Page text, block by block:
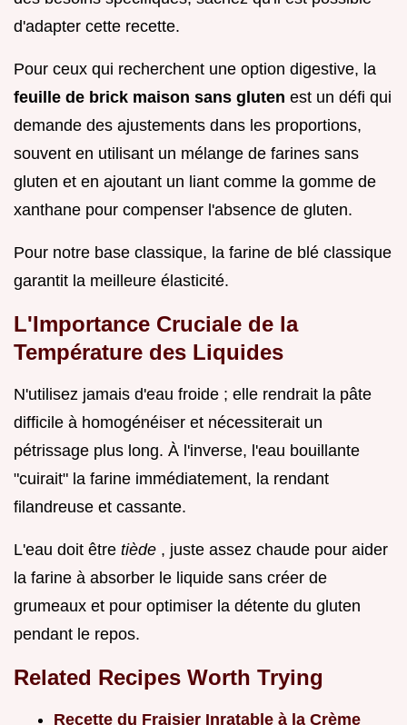
d'adapter cette recette.
Pour ceux qui recherchent une option digestive, la
feuille de brick maison sans gluten est un défi qui
demande des ajustements dans les proportions,
souvent en utilisant un mélange de farines sans
gluten et en ajoutant un liant comme la gomme de
xanthane pour compenser l'absence de gluten.
Pour notre base classique, la farine de blé classique
garantit la meilleure élasticité.
L'Importance Cruciale de la
Température des Liquides
N'utilisez jamais d'eau froide ; elle rendrait la pâte
difficile à homogénéiser et nécessiterait un
pétrissage plus long. À l'inverse, l'eau bouillante
"cuirait" la farine immédiatement, la rendant
filandreuse et cassante.
L'eau doit être tiède , juste assez chaude pour aider
la farine à absorber le liquide sans créer de
grumeaux et pour optimiser la détente du gluten
pendant le repos.
Related Recipes Worth Trying
Recette du Fraisier Inratable à la Crème